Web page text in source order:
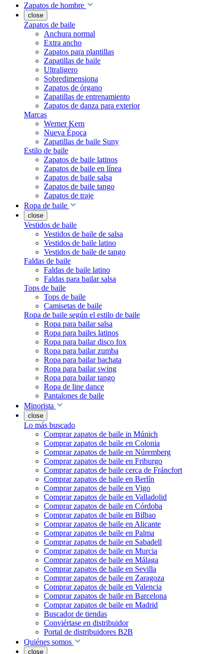
Zapatos de hombre
close
Zapatos de baile
Anchura normal
Extra ancho
Zapatos para plantillas
Zapatillas de baile
Ultraligero
Sobredimensiona
Zapatos de órgano
Zapatillas de entrenamiento
Zapatos de danza para exterior
Marcas
Werner Kern
Nueva Época
Zapatillas de baile Suny
Estilo de baile
Zapatos de baile latinos
Zapatos de baile en línea
Zapatos de baile salsa
Zapatos de baile tango
Zapatos de traje
Ropa de baile
close
Vestidos de baile
Vestidos de baile de salsa
Vestidos de baile latino
Vestidos de baile de tango
Faldas de baile
Faldas de baile latino
Faldas para bailar salsa
Tops de baile
Tops de baile
Camisetas de baile
Ropa de baile según el estilo de baile
Ropa para bailar salsa
Ropa para bailes latinos
Ropa para bailar disco fox
Ropa para bailar zumba
Ropa para bailar bachata
Ropa para bailar swing
Ropa para bailar tango
Ropa de line dance
Pantalones de baile
Minorista
close
Lo más buscado
Comprar zapatos de baile in Múnich
Comprar zapatos de baile en Colonia
Comprar zapatos de baile en Núremberg
Comprar zapatos de baile en Friburgo
Comprar zapatos de baile cerca de Fráncfort
Comprar zapatos de baile en Berlín
Comprar zapatos de baile en Vigo
Comprar zapatos de baile en Valladolid
Comprar zapatos de baile en Córdoba
Comprar zapatos de baile en Bilbao
Comprar zapatos de baile en Alicante
Comprar zapatos de baile en Palma
Comprar zapatos de baile en Sabadell
Comprar zapatos de baile en Murcia
Comprar zapatos de baile en Málaga
Comprar zapatos de baile en Sevilla
Comprar zapatos de baile en Zaragoza
Comprar zapatos de baile en Valencia
Comprar zapatos de baile en Barcelona
Comprar zapatos de baile en Madrid
Buscador de tiendas
Conviértase en distribuidor
Portal de distribuidores B2B
Quiénes somos
close